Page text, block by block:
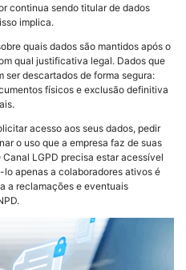
continua sendo titular de dados
implica.
quais dados são mantidos após o
qual justificativa legal. Dados que
ser descartados de forma segura:
físicos e exclusão definitiva
acesso aos seus dados, pedir
o uso que a empresa faz de suas
LGPD precisa estar acessível
apenas a colaboradores ativos é
a reclamações e eventuais